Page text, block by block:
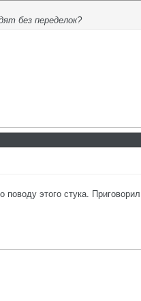
без переделок?
этого стука.